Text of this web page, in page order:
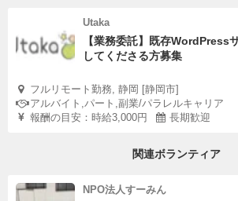
Utaka
【業務委託】既存WordPress
してくださる方募集
フルリモート勤務, 静岡 [静岡市]
アルバイト,パート,副業/パラレルキャリア
報酬の目安：時給3,000円
長期歓迎
関連ボランティア
NPO法人すーみん